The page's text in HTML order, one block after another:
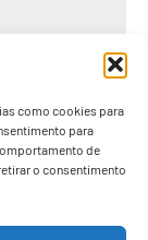
como cookies para
para
de
o consentimento